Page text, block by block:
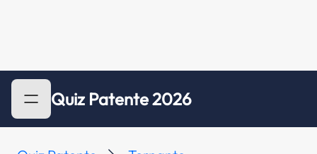
Quiz Patente 2026